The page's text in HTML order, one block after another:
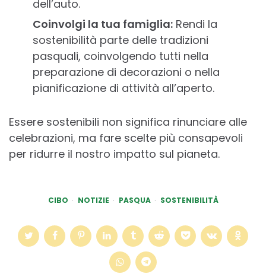
dell’auto.
Coinvolgi la tua famiglia: Rendi la
sostenibilità parte delle tradizioni
pasquali, coinvolgendo tutti nella
preparazione di decorazioni o nella
pianificazione di attività all’aperto.
Essere sostenibili non significa rinunciare alle
celebrazioni, ma fare scelte più consapevoli
per ridurre il nostro impatto sul pianeta.
CIBO NOTIZIE PASQUA SOSTENIBILITÀ